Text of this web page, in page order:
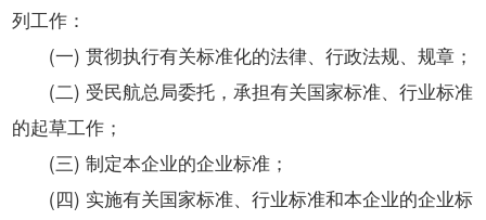
列工作：
(一) 贯彻执行有关标准化的法律、行政法规、规章；
(二) 受民航总局委托，承担有关国家标准、行业标准
的起草工作；
(三) 制定本企业的企业标准；
(四) 实施有关国家标准、行业标准和本企业的企业标